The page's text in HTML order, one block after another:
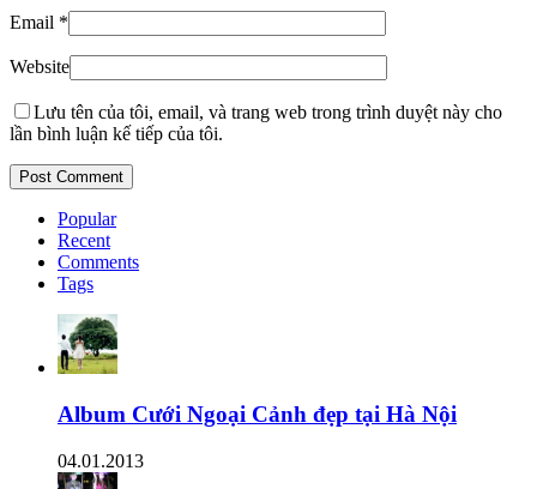
Email *
Website
Lưu tên của tôi, email, và trang web trong trình duyệt này cho
lần bình luận kế tiếp của tôi.
Popular
Recent
Comments
Tags
Album Cưới Ngoại Cảnh đẹp tại Hà Nội
04.01.2013